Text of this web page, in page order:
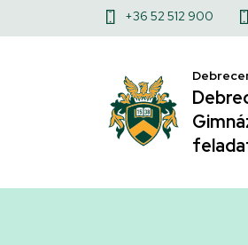
Telefonkönyv
Debreceni
Egyetem
Kossuth
a
Felső
menü
+36 52 512 900